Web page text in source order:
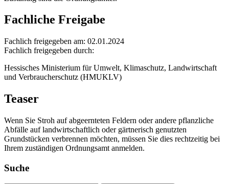
Fachliche Freigabe
Fachlich freigegeben am: 02.01.2024
Fachlich freigegeben durch:
Hessisches Ministerium für Umwelt, Klimaschutz, Landwirtschaft
und Verbraucherschutz (HMUKLV)
Teaser
Wenn Sie Stroh auf abgeernteten Feldern oder andere pflanzliche
Abfälle auf landwirtschaftlich oder gärtnerisch genutzten
Grundstücken verbrennen möchten, müssen Sie dies rechtzeitig bei
Ihrem zuständigen Ordnungsamt anmelden.
Suche